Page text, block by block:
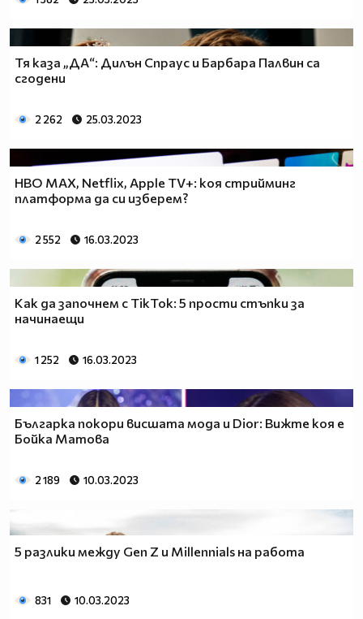
Тя каза „ДА“: Дилън Спраус и Барбара Палвин са
сгодени
2 262 25.03.2023
HBO MAX, Netflix, Apple TV+: коя стрийминг
платформа да си изберем?
2 552 16.03.2023
Как да започнем с TikTok: 5 прости стъпки за
начинаещи
1 252 16.03.2023
Българка покори висшата мода и Dior: Вижте коя е
Бойка Матова
2 189 10.03.2023
5 разлики между Gen Z и Millennials на работа
831 10.03.2023